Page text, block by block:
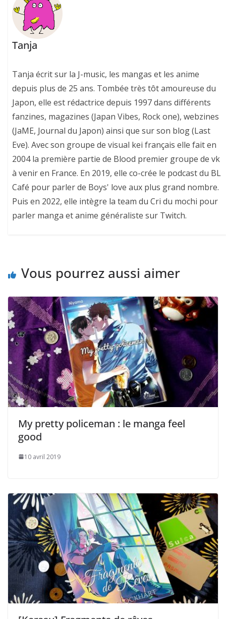
Tanja
Tanja écrit sur la J-music, les mangas et les anime
depuis plus de 25 ans. Tombée très tôt amoureuse du
Japon, elle est rédactrice depuis 1997 dans différents
fanzines, magazines (Japan Vibes, Rock one), webzines
(JaME, Journal du Japon) ainsi que sur son blog (Last
Eve). Avec son groupe de visual kei français elle fait en
2004 la première partie de Blood premier groupe de vk
à venir en France. En 2019, elle co-crée le podcast du BL
Café pour parler de Boys' love aux plus grand nombre.
Puis en 2022, elle intègre la team du Cri du mochi pour
parler manga et anime généraliste sur Twitch.
Vous pourrez aussi aimer
My pretty policeman : le manga feel
good
10 avril 2019